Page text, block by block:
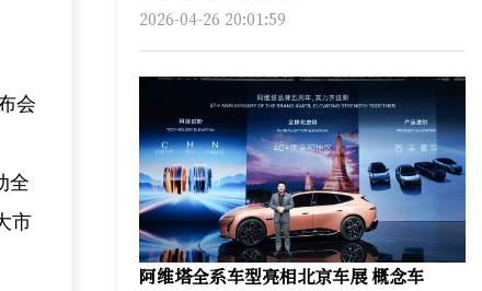
会
全
市
2026-04-26 20:01:59
阿维塔全系车型亮相北京车展 概念车